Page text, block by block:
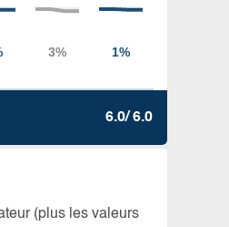
6.0/ 6.0
(plus les valeurs